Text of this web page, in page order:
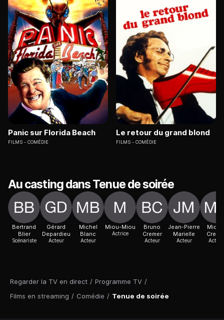
Regarder la TV en direct / Programme TV /
Films en streaming / Comédie / Tenue de soirée
Panic sur Florida Beach
FILMS COMÉDIE
Le retour du grand blond
FILMS COMÉDIE
Au casting dans Tenue de soirée
Bertrand
Blier
Scénariste
Gérard
Depardieu
Acteur
Michel
Blanc
Acteur
Miou-Miou
Actrice
Bruno
Cremer
Acteur
Jean-Pierre
Marielle
Acteur Acteur